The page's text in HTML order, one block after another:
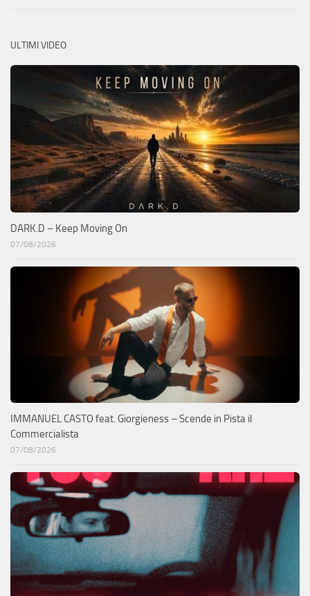
ULTIMI VIDEO
DARK.D – Keep Moving On
07/08/2026
IMMANUEL CASTO feat. Giorgieness – Scende in Pista il
Commercialista
07/08/2026